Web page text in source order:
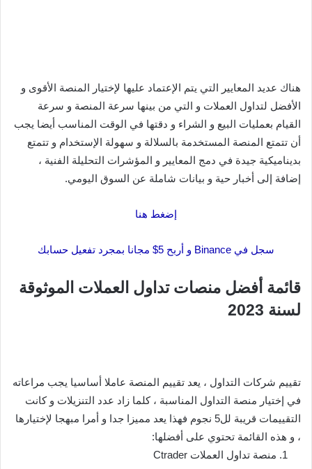
هناك عديد المعايير التي يتم الإعتماد عليها لإختيار المنصة الأقوى و
الأفضل لتداول العملات و التي من بينها سرعة المنصة و سرعة
القيام بعمليات البيع و الشراء و دقتها في الوقت المناسب أيضا يجب
أن تتمتع المنصة المستخدمة بالسلالة و سهولة الإستخدام و تتمتع
بديناميكية جيدة في دمج المعايير و المؤشرات التحليلة الفنية ،
إضافة إلى أخبار حية و بيانات شاملة عن السوق اليومي.
إضغط هنا
سجل في Binance و أربح 5$ مجانا بمجرد تفعيل حسابك
قائمة أفضل منصات تداول العملات الموثوقة
لسنة 2023
تقييم شركات التداول ، يعد تقييم المنصة عاملا أساسيا يجب مراعاته
في إختيار منصة التداول المناسبة ، كلما زاد عدد التنزيلات و كانت
التقييمات قريبة لل5 نجوم فهذا يعد مميزا جدا و أمرا مبهجا لإختيارها
، و هذه القائمة تحتوي على أفضلها:
منصة تداول العملات Ctrader